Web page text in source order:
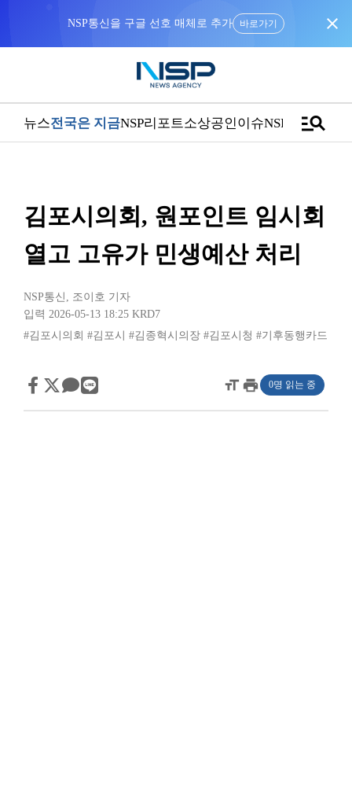
NSP통신을 구글 선호 매체로 추가 바로가기 close
뉴스전국은 지금NSP리포트소상공인이슈NSPTVmanage_search
김포시의회, 원포인트 임시회
열고 고유가 민생예산 처리
NSP통신 , 조이호 기자
입력 2026-05-13 18:25 KRD7
#김포시의회 #김포시 #김종혁시의장 #김포시청 #기후동행카드
format_sizeprint 0명 읽는 중